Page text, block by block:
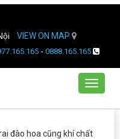
VIEW ON MAP
- 0888.165.165
Toggle
đào hoa cũng khí chất